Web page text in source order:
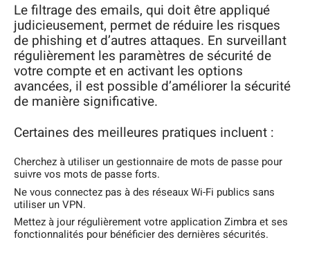
Le filtrage des emails, qui doit être appliqué
judicieusement, permet de réduire les risques
de phishing et d’autres attaques. En surveillant
régulièrement les paramètres de sécurité de
votre compte et en activant les options
avancées, il est possible d’améliorer la sécurité
de manière significative.
Certaines des meilleures pratiques incluent :
Cherchez à utiliser un gestionnaire de mots de passe pour
suivre vos mots de passe forts.
Ne vous connectez pas à des réseaux Wi-Fi publics sans
utiliser un VPN.
Mettez à jour régulièrement votre application Zimbra et ses
fonctionnalités pour bénéficier des dernières sécurités.